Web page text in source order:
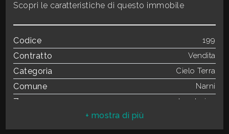
Scopri le caratteristiche di questo immobile
Codice 199
Contratto Vendita
Categoria Cielo Terra
Comune Narni
Zona centro storico
2
5+
Camere
minime
1